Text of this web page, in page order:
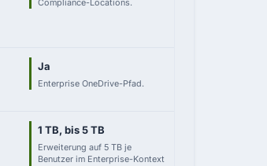
Compliance-Locations.
Ja
Enterprise OneDrive-Pfad.
1 TB, bis 5 TB
Erweiterung auf 5 TB je
Benutzer im Enterprise-Kontext